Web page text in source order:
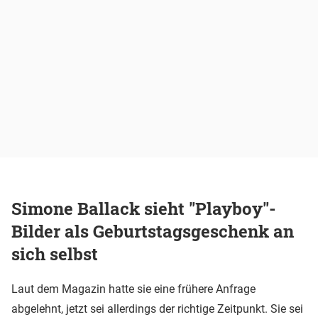
Simone Ballack sieht "Playboy"-
Bilder als Geburtstagsgeschenk an
sich selbst
Laut dem Magazin hatte sie eine frühere Anfrage
abgelehnt, jetzt sei allerdings der richtige Zeitpunkt. Sie sei